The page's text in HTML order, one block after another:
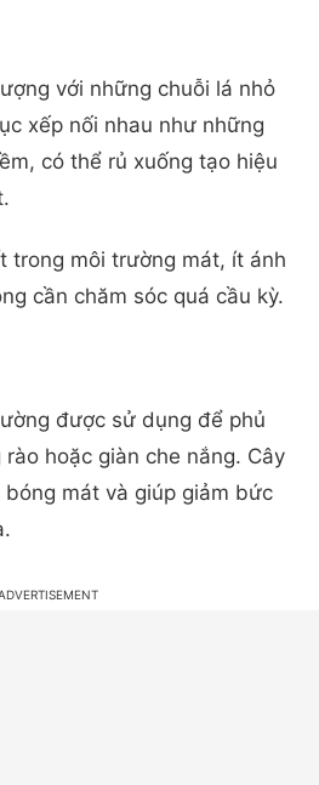
với những chuỗi lá nhỏ
xếp nối nhau như những
có thể rủ xuống tạo hiệu
trong môi trường mát, ít ánh
cần chăm sóc quá cầu kỳ.
được sử dụng để phủ
hoặc giàn che nắng. Cây
mát và giúp giảm bức